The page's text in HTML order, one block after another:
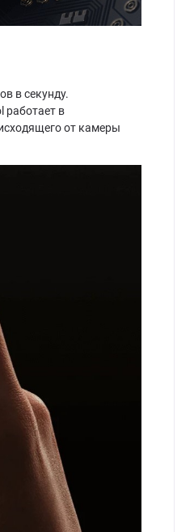
в секунду.
работает в
от камеры